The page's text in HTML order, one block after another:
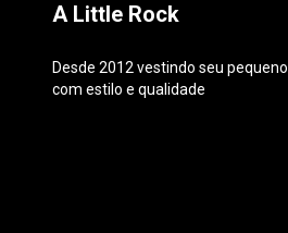
A Little Rock
Desde 2012 vestindo seu pequeno
com estilo e qualidade